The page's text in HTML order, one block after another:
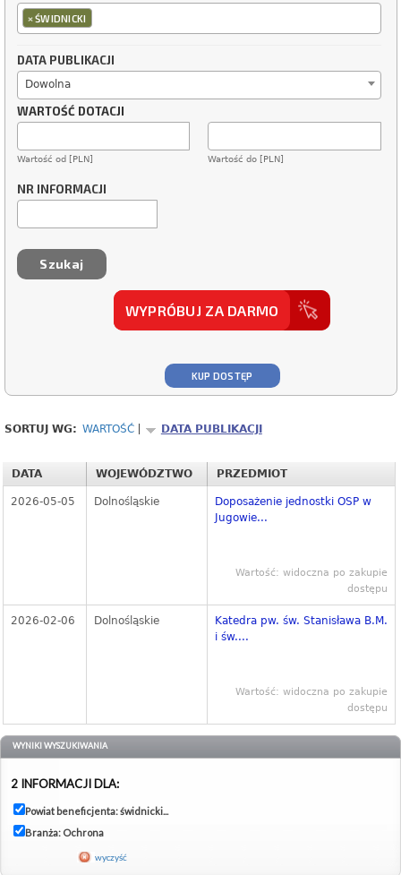
×ŚWIDNICKI
DATA PUBLIKACJI
Dowolna
WARTOŚĆ DOTACJI
Wartość od [PLN] Wartość do [PLN]
NR INFORMACJI
WYPRÓBUJ ZA DARMO
KUP DOSTĘP
SORTUJ WG: WARTOŚĆ DATA PUBLIKACJI
DATA WOJEWÓDZTWO PRZEDMIOT
2026-05-05 Dolnośląskie
Doposażenie jednostki OSP w
Jugowie...
Wartość: widoczna po zakupie
dostępu
2026-02-06 Dolnośląskie
Katedra pw. św. Stanisława B.M.
i św....
Wartość: widoczna po zakupie
dostępu
WYNIKI WYSZUKIWANIA
2 INFORMACJI DLA:
Powiat beneficjenta: świdnicki...
Branża: Ochrona
wyczyść